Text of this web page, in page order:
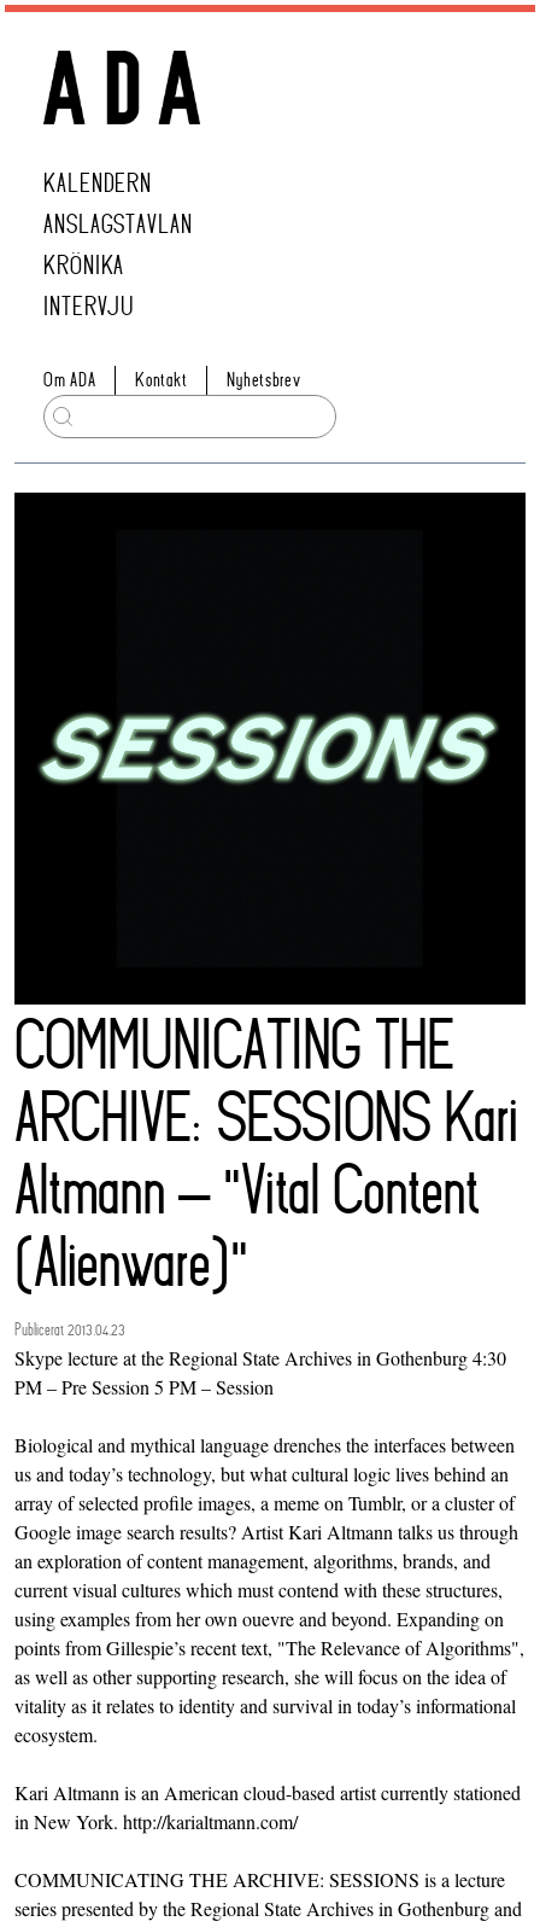
KALENDERN
ANSLAGSTAVLAN
KRÖNIKA
INTERVJU
Om ADA Kontakt Nyhetsbrev
COMMUNICATING THE
ARCHIVE: SESSIONS Kari
Altmann – "Vital Content
(Alienware)"
Publicerat 2013.04.23
Skype lecture at the Regional State Archives in Gothenburg 4:30
PM – Pre Session 5 PM – Session
Biological and mythical language drenches the interfaces between
us and today’s technology, but what cultural logic lives behind an
array of selected profile images, a meme on Tumblr, or a cluster of
Google image search results? Artist Kari Altmann talks us through
an exploration of content management, algorithms, brands, and
current visual cultures which must contend with these structures,
using examples from her own ouevre and beyond. Expanding on
points from Gillespie’s recent text, "The Relevance of Algorithms",
as well as other supporting research, she will focus on the idea of
vitality as it relates to identity and survival in today’s informational
ecosystem.
Kari Altmann is an American cloud-based artist currently stationed
in New York. http://karialtmann.com/
COMMUNICATING THE ARCHIVE: SESSIONS is a lecture
series presented by the Regional State Archives in Gothenburg and